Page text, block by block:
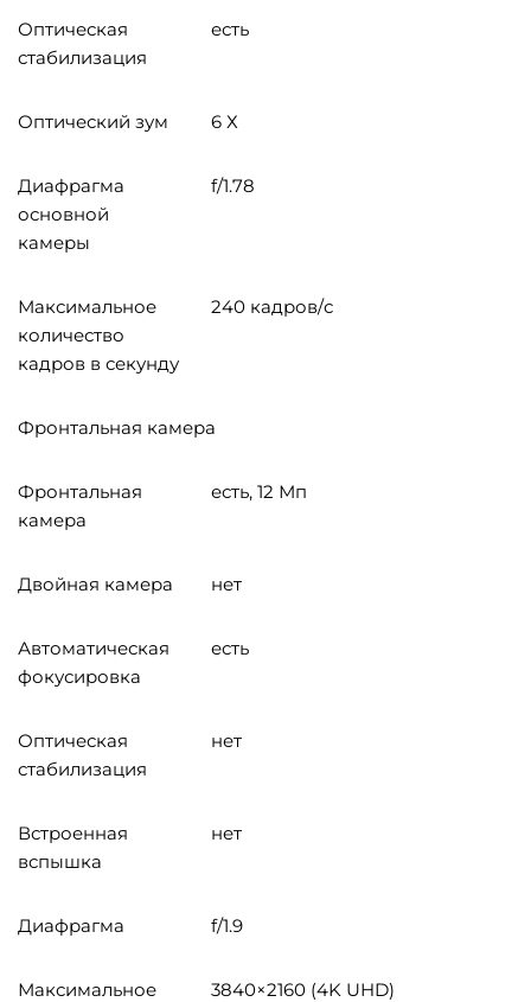
Оптическая
стабилизация
есть
Оптический зум 6 Х
Диафрагма
основной
камеры
f/1.78
Максимальное
количество
кадров в секунду
240 кадров/с
Фронтальная камера
Фронтальная
камера
есть, 12 Мп
Двойная камера нет
Автоматическая
фокусировка
есть
Оптическая
стабилизация
нет
Встроенная
вспышка
нет
Диафрагма f/1.9
Максимальное
3840×2160 (4K UHD)